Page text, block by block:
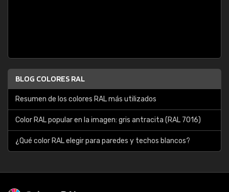
BLOG COLORES RAL
Resumen de los colores RAL más utilizados
Color RAL popular en la imagen: gris antracita (RAL 7016)
¿Qué color RAL elegir para paredes y techos blancos?